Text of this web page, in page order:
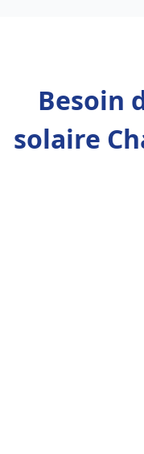
Besoin
solaire